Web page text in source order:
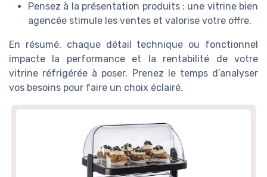
Pensez à la présentation produits : une vitrine bien
agencée stimule les ventes et valorise votre offre.
En résumé, chaque détail technique ou fonctionnel
impacte la performance et la rentabilité de votre
vitrine réfrigérée à poser. Prenez le temps d’analyser
vos besoins pour faire un choix éclairé.